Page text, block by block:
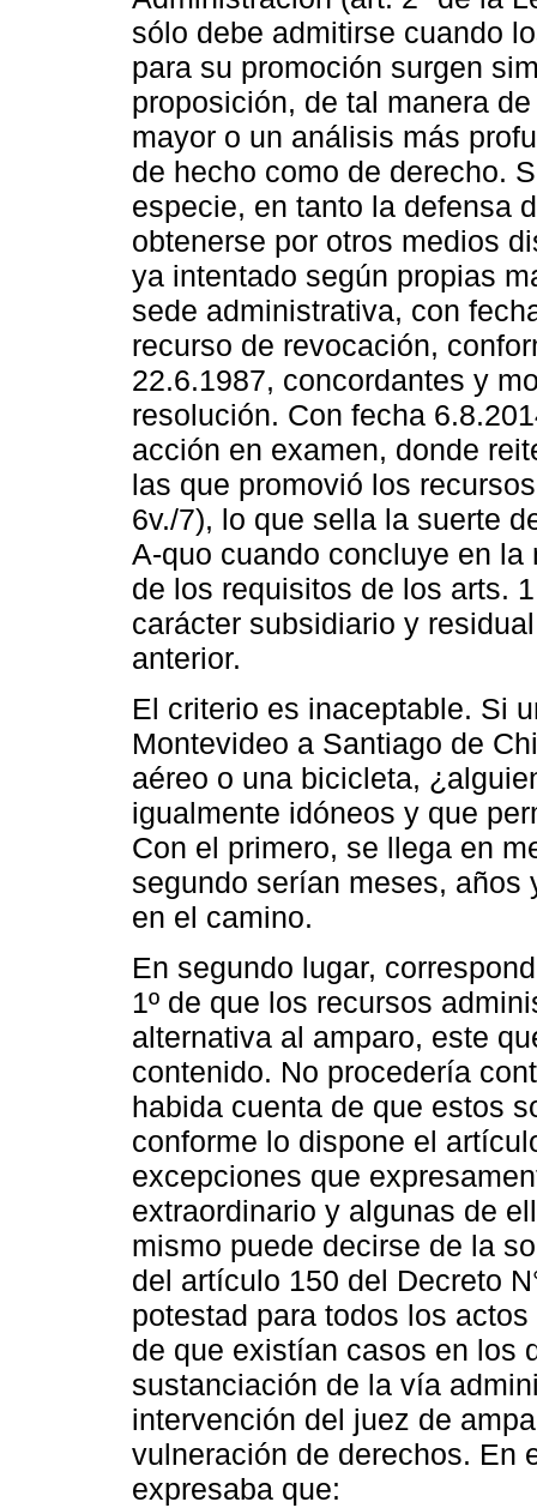
sólo debe admitirse cuando
para su promoción surgen
proposición, de tal manera
mayor o un análisis más
de hecho como de derecho.
especie, en tanto la defensa
obtenerse por otros medios
ya intentado según propias
sede administrativa, con
recurso de revocación,
22.6.1987, concordantes y
resolución. Con fecha
acción en examen, donde
las que promovió los
6v./7), lo que sella la suerte
A-quo cuando concluye en
de los requisitos de los arts.
carácter subsidiario y
anterior.
El criterio es inaceptable. Si
Montevideo a Santiago de
aéreo o una bicicleta,
igualmente idóneos y que
Con el primero, se llega en
segundo serían meses,
en el camino.
En segundo lugar,
1º de que los recursos
alternativa al amparo, este
contenido. No procedería
habida cuenta de que estos
conforme lo dispone el
excepciones que
extraordinario y algunas de
mismo puede decirse de la
del artículo 150 del Decreto
potestad para todos los
de que existían casos en los
sustanciación de la vía
intervención del juez de
vulneración de derechos. En
expresaba que: